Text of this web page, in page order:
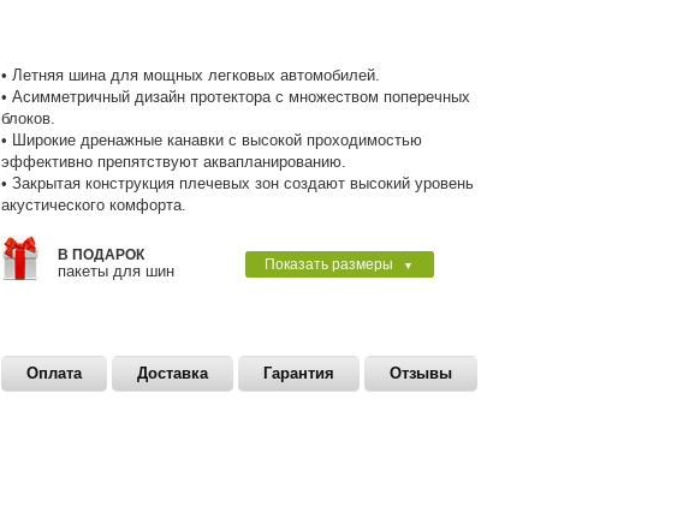
• Летняя шина для мощных легковых автомобилей.
• Асимметричный дизайн протектора с множеством поперечных
блоков.
• Широкие дренажные канавки с высокой проходимостью
эффективно препятствуют аквапланированию.
• Закрытая конструкция плечевых зон создают высокий уровень
акустического комфорта.
В ПОДАРОК
пакеты для шин Показать размеры ▼
Оплата Доставка Гарантия Отзывы